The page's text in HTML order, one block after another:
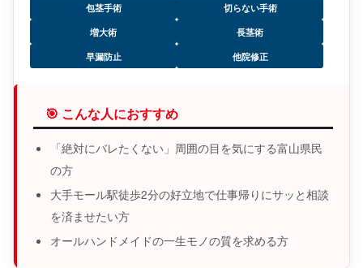
包茎手術
切らない手術
増大術
長茎術
早漏防止
他院修正
🎯 こんな人におすすめ
「絶対にバレたくない」周囲の目を気にする富山県民
の方
大手モール駅徒歩2分の好立地で仕事帰りにサッと相談
を済ませたい方
オールハンドメイドの一生モノの質を求める方